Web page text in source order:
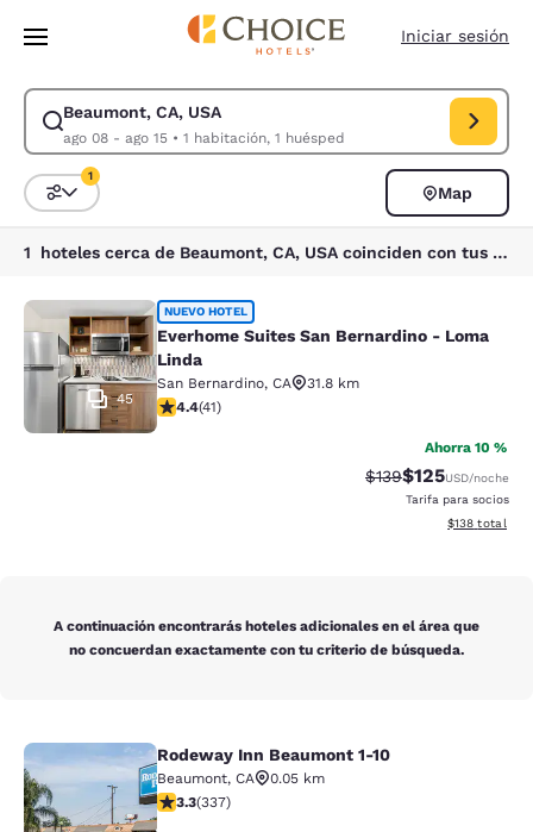
Saltar A Contenido Principal
Iniciar sesión
Beaumont, CA, USA
ago 08 - ago 15• 1 habitación, 1 huésped
Modificar búsqueda para Beaumont, CA, USA. Fecha de entrada ago
Ordenar y filtrar
1
Map
1 hoteles cerca de Beaumont, CA, USA coinciden con tus filtros
Everhome Suites San Bernardino -
45
NUEVO HOTEL
Everhome Suites San Bernardino - Loma
Linda
San Bernardino, CA
31.8 km
Calificación de 4.39 estrellas. Excelente. 41 reseñas
4.4(41)
Ahorra 10 %
Tarifa tachada:
$139Tarifa reducida:
$125USD/noche
Tarifa para socios
Ver detalles
$138 total
A continuación encontrarás hoteles adicionales en el área que
no concuerdan exactamente con tu criterio de búsqueda.
Rodeway Inn Beaumont 1-10
Rodeway Inn Beaumont 1-10
Beaumont, CA
0.05 km
Calificación de 3.26 estrellas. Bueno. 337 reseñas
3.3(337)